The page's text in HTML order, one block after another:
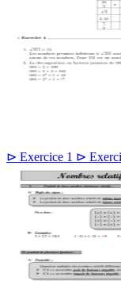
⊳ Exercice 1 ⊳